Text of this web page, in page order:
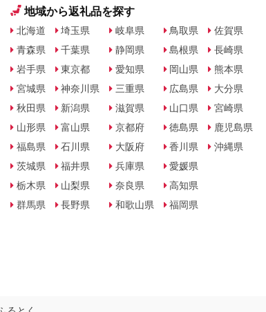
地域から返礼品を探す
北海道
青森県
岩手県
宮城県
秋田県
山形県
福島県
茨城県
栃木県
群馬県
埼玉県
千葉県
東京都
神奈川県
新潟県
富山県
石川県
福井県
山梨県
長野県
岐阜県
静岡県
愛知県
三重県
滋賀県
京都府
大阪府
兵庫県
奈良県
和歌山県
鳥取県
島根県
岡山県
広島県
山口県
徳島県
香川県
愛媛県
高知県
福岡県
佐賀県
長崎県
熊本県
大分県
宮崎県
鹿児島県
沖縄県